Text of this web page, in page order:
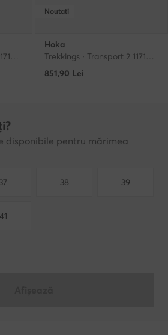
Trekkings · Transport 2 1171850 · Albastru deschis
Noutati
Hoka
Trekkings · Transport 2 1171850 · Negru
851,90 Lei
disponibile pentru mărimea
37 38 39
41